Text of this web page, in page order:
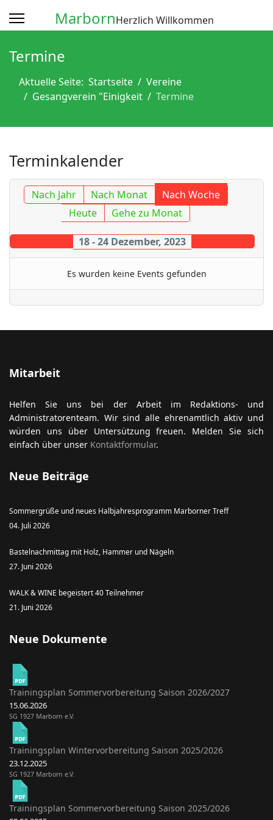
MarbornHerzlich Willkommen
Termine
Aktuelle Seite: Startseite
Vereine
Gesangverein "Einigkeit
Termine
Terminkalender
Nach Jahr Nach Monat
Nach Woche
Heute
Gehe zu Monat
18 - 24 Dezember, 2023
Es wurden keine Events gefunden
Mitarbeit
Helfen Sie uns bei der Arbeit im Redaktions- und
Administratorenteam. Wir sind alle ehrenamtlich aktiv und
würden uns über Untersützung freuen. Melden Sie sich
einfach über unser Kontaktformular.
Neue Beiträge
Sommergrüße und neues Halbjahresprogramm Marborner Treff
04. Juli 2026
Bastelnachmittag mit Holz, Hammer und Nägeln
27. Juni 2026
WALK & WINE begeistert 40 Teilnehmer
21. Juni 2026
Neue Dokumente
Trainingsplan Sommervorbereitung Saison 2026/2027
15.06.2026
SG 1927 Marborn e.V.
Trainingsplan Wintervorbereitung Saison 2025/2026
23.12.2025
SG 1927 Marborn e.V.
Trainingsplan Sommervorbereitung Saison 2025/2026
anzeigen